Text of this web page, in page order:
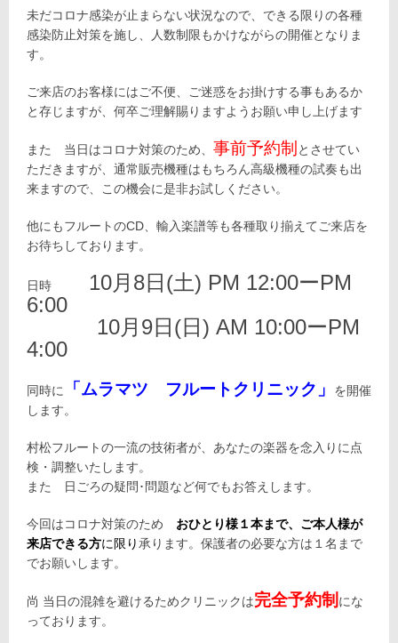
未だコロナ感染が止まらない状況なので、できる限りの各種
感染防止対策を施し、人数制限もかけながらの開催となりま
す。
ご来店のお客様にはご不便、ご迷惑をお掛けする事もあるか
と存じますが、何卒ご理解賜りますようお願い申し上げます
また 当日はコロナ対策のため、 事前予約制 とさせてい
ただきますが、通常販売機種はもちろん高級機種の試奏も出
来ますので、この機会に是非お試しください。
他にもフルートのCD、輸入楽譜等も各種取り揃えてご来店を
お待ちしております。
日時 10月8日(土) PM 12:00ーPM
6:00
10月9日(日) AM 10:00ーPM
4:00
同時に 「ムラマツ フルートクリニック」
を開催
します。
村松フルートの一流の技術者が、あなたの楽器を念入りに点
検・調整いたします。
また 日ごろの疑問･問題など何でもお答えします。
今回はコロナ対策のため おひとり様１本まで、ご本人様が
来店できる方に限り承ります。保護者の必要な方は１名まで
でお願いします。
尚 当日の混雑を避けるためクリニックは完全予約制 にな
っております。